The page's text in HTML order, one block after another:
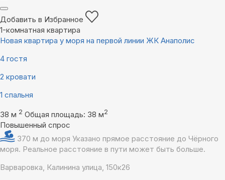
Добавить в Избранное
1-комнатная квартира
Новая квартира у моря на первой линии ЖК Анаполис
4 гостя
2 кровати
1 спальня
38 м 2 Общая площадь: 38 м2
Повышенный спрос
370 м до моря Указано прямое расстояние до Чёрного
моря. Реальное расстояние в пути может быть больше.
Варваровка, Калинина улица, 150к26